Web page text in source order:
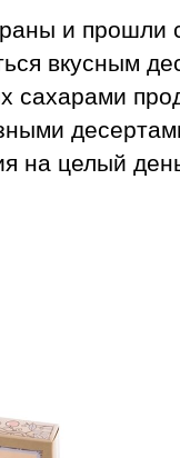
и прошли
вкусным
сахарами
на целый